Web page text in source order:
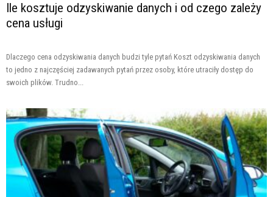
Ile kosztuje odzyskiwanie danych i od czego zależy
cena usługi
Dlaczego cena odzyskiwania danych budzi tyle pytań Koszt odzyskiwania danych
to jedno z najczęściej zadawanych pytań przez osoby, które utraciły dostęp do
swoich plików. Trudno...